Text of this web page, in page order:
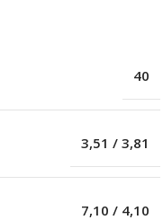
40
3,51 / 3,81
7,10 / 4,10